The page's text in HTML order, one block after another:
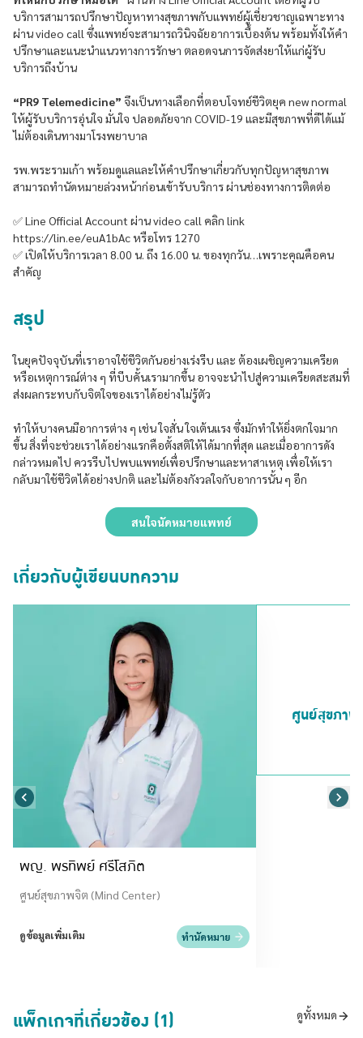
บริการสามารถปรึกษาปัญหาทางสุขภาพกับแพทย์ผู้เชี่ยวชาญเฉพาะทาง
ผ่าน video call ซึ่งแพทย์จะสามารถวินิจฉัยอาการเบื้องต้น พร้อมทั้งให้คำ
ปรึกษาและแนะนำแนวทางการรักษา ตลอดจนการจัดส่งยาให้แก่ผู้รับ
บริการถึงบ้าน
“PR9 Telemedicine” จึงเป็นทางเลือกที่ตอบโจทย์ชีวิตยุค new normal
ให้ผู้รับบริการอุ่นใจ มั่นใจ ปลอดภัยจาก COVID-19 และมีสุขภาพที่ดีได้แม้
ไม่ต้องเดินทางมาโรงพยาบาล
รพ.พระรามเก้า พร้อมดูแลและให้คำปรึกษาเกี่ยวกับทุกปัญหาสุขภาพ
สามารถทำนัดหมายล่วงหน้าก่อนเข้ารับบริการ ผ่านช่องทางการติดต่อ
✅ Line Official Account ผ่าน video call คลิก link
https://lin.ee/euA1bAc หรือโทร 1270
✅ เปิดให้บริการเวลา 8.00 น. ถึง 16.00 น. ของทุกวัน…เพราะคุณคือคน
สำคัญ
สรุป
ในยุคปัจจุบันที่เราอาจใช้ชีวิตกันอย่างเร่งรีบ และ ต้องเผชิญความเครียด
หรือเหตุการณ์ต่าง ๆ ที่บีบคั้นเรามากขึ้น อาจจะนำไปสู่ความเครียดสะสมที่
ส่งผลกระทบกับจิตใจของเราได้อย่างไม่รู้ตัว
ทำให้บางคนมีอาการต่าง ๆ เช่น ใจสั่น ใจเต้นแรง ซึ่งมักทำให้ยิ่งตกใจมาก
ขึ้น สิ่งที่จะช่วยเราได้อย่างแรกคือตั้งสติให้ได้มากที่สุด และเมื่ออาการดัง
กล่าวหมดไป ควรรีบไปพบแพทย์เพื่อปรึกษาและหาสาเหตุ เพื่อให้เรา
กลับมาใช้ชีวิตได้อย่างปกติ และไม่ต้องกังวลใจกับอาการนั้น ๆ อีก
สนใจนัดหมายแพทย์
เกี่ยวกับผู้เขียนบทความ
พญ. พรทิพย์ ศรีโสภิต
ศูนย์สุขภาพจิต (Mind Center)
ดูข้อมูลเพิ่มเติม ทำนัดหมาย
ศูนย์สุขภาพ
แพ็กเกจที่เกี่ยวข้อง (1) ดูทั้งหมด